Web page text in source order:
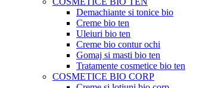
Demachiante si tonice bio
Creme bio ten
Uleiuri bio ten
Creme bio contur ochi
Gomaj si masti bio ten
Tratamente cosmetice bio ten
COSMETICE BIO CORP